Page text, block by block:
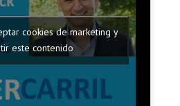
cookies de marketing y
este contenido